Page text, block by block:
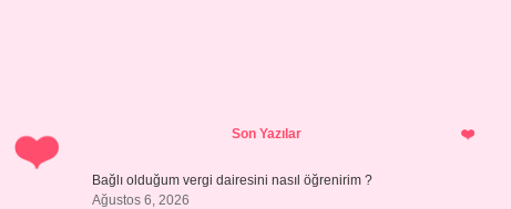
SidebarSon Yazılar
Bağlı olduğum vergi dairesini nasıl öğrenirim ?
Ağustos 6, 2026